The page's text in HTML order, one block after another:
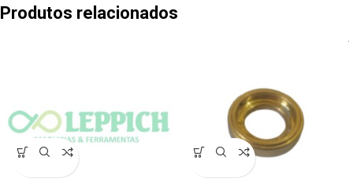
Produtos relacionados